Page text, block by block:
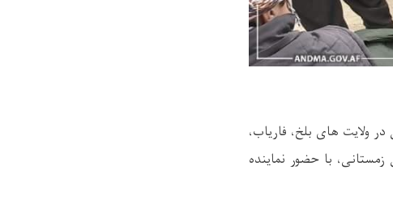
حوادث طبیعی در ولایت های بلخ، فاریاب،
با حضور نماینده